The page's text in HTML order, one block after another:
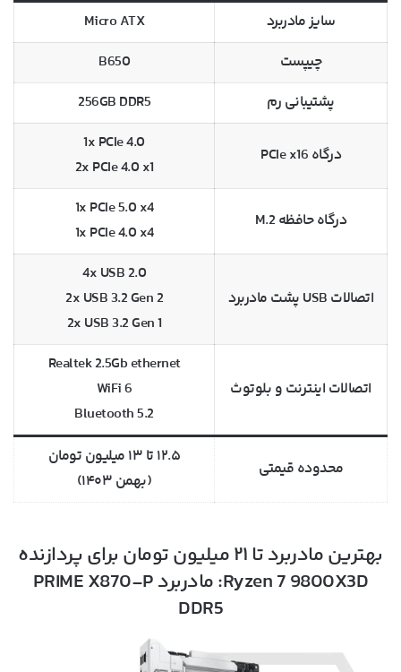
سایز مادربرد
Micro ATX
چیپست
B650
پشتیبانی رم
256GB DDR5
درگاه PCIe x16
1x PCIe 4.0
2x PCIe 4.0 x1
درگاه حافظه M.2
1x PCIe 5.0 x4
1x PCIe 4.0 x4
اتصالات USB پشت مادربرد
4x USB 2.0
2x USB 3.2 Gen 2
2x USB 3.2 Gen 1
اتصالات اینترنت و بلوتوث
Realtek 2.5Gb ethernet
WiFi 6
Bluetooth 5.2
محدوده قیمتی
۱۲.۵ تا ۱۳ میلیون تومان
(بهمن ۱۴۰۳)
بهترین مادربرد تا ۲۱ میلیون تومان برای پردازنده
Ryzen 7 9800X3D: مادربرد PRIME X870-P
DDR5